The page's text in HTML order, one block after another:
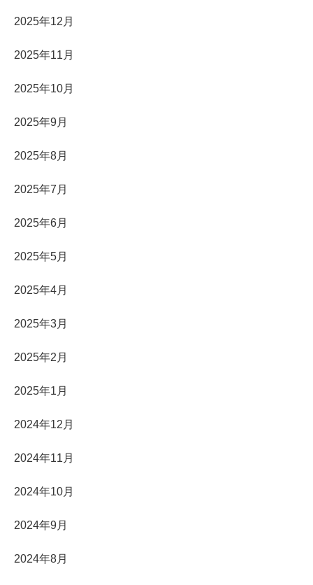
2025年12月
2025年11月
2025年10月
2025年9月
2025年8月
2025年7月
2025年6月
2025年5月
2025年4月
2025年3月
2025年2月
2025年1月
2024年12月
2024年11月
2024年10月
2024年9月
2024年8月